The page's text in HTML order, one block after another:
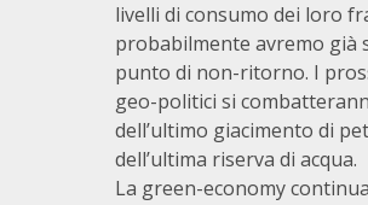
livelli di consumo dei loro
probabilmente avremo già
punto di non-ritorno. I
geo-politici si
dell’ultimo giacimento di
dell’ultima riserva di acqua.
La green-economy